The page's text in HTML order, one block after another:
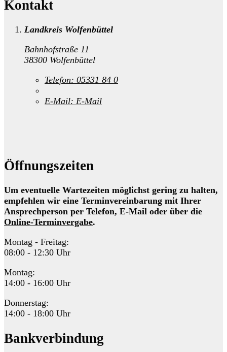
Kontakt
Landkreis Wolfenbüttel
Bahnhofstraße 11
38300 Wolfenbüttel
Telefon: 05331 84 0
E-Mail: E-Mail
Öffnungszeiten
Um eventuelle Wartezeiten möglichst gering zu halten,
empfehlen wir eine Terminvereinbarung mit Ihrer
Ansprechperson per Telefon, E-Mail oder über die
Online-Terminvergabe.
Montag - Freitag:
08:00 - 12:30 Uhr
Montag:
14:00 - 16:00 Uhr
Donnerstag:
14:00 - 18:00 Uhr
Bankverbindung